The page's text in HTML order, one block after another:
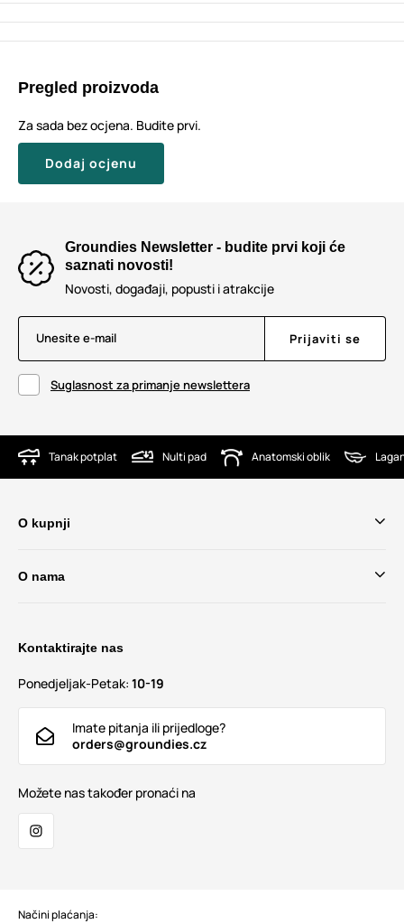
Pregled proizvoda
Za sada bez ocjena. Budite prvi.
Dodaj ocjenu
Groundies Newsletter - budite prvi koji će
saznati novosti!
Novosti, događaji, popusti i atrakcije
Unesite e-mail Prijaviti se
Suglasnost za primanje newslettera
Tanak potplat Nulti pad Anatomski oblik
O kupnji
O nama
Kontaktirajte nas
Ponedjeljak-Petak: 10-19
Imate pitanja ili prijedloge?
orders@groundies.cz
Možete nas također pronaći na
Načini plaćanja: